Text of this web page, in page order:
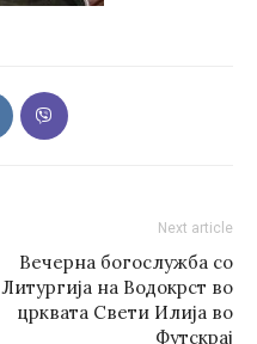
Next article
Вечерна богослужба со
Литургија на Водокрст во
црквата Свети Илија во
Футскрај